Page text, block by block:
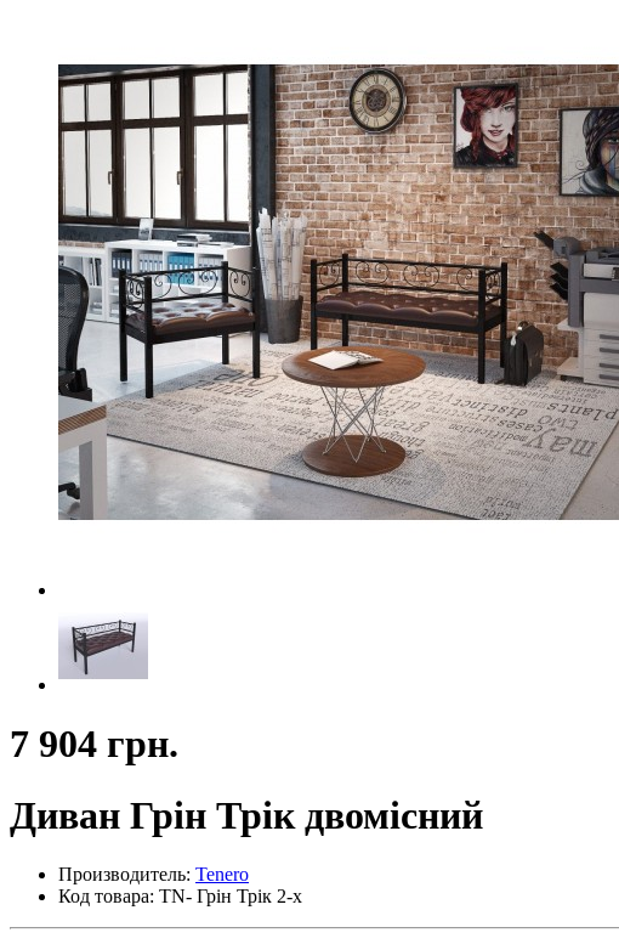
7 904 грн.
Диван Грін Трік двомісний
Производитель: Tenero
Код товара: TN- Грін Трік 2-х